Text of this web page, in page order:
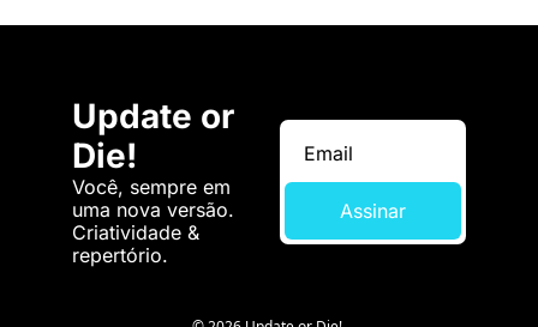
Update or
Die!
Você, sempre em
uma nova versão.
Criatividade &
repertório.
Assinar